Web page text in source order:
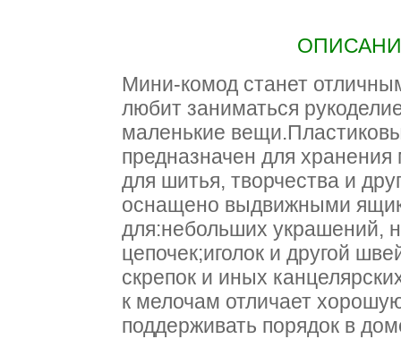
Мини-комод станет
любит заниматься
маленькие
предназначен для
для шитья, творчества и
оснащено выдвижными
для:небольших украшений,
цепочек;иголок и другой
скрепок и иных
к мелочам отличает
поддерживать порядок в